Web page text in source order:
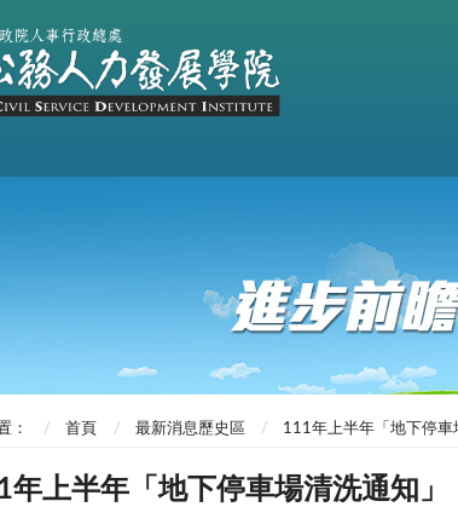
： 首頁 最新消息歷史區 111年上半年「地下停車
年上半年「地下停車場清洗通知」